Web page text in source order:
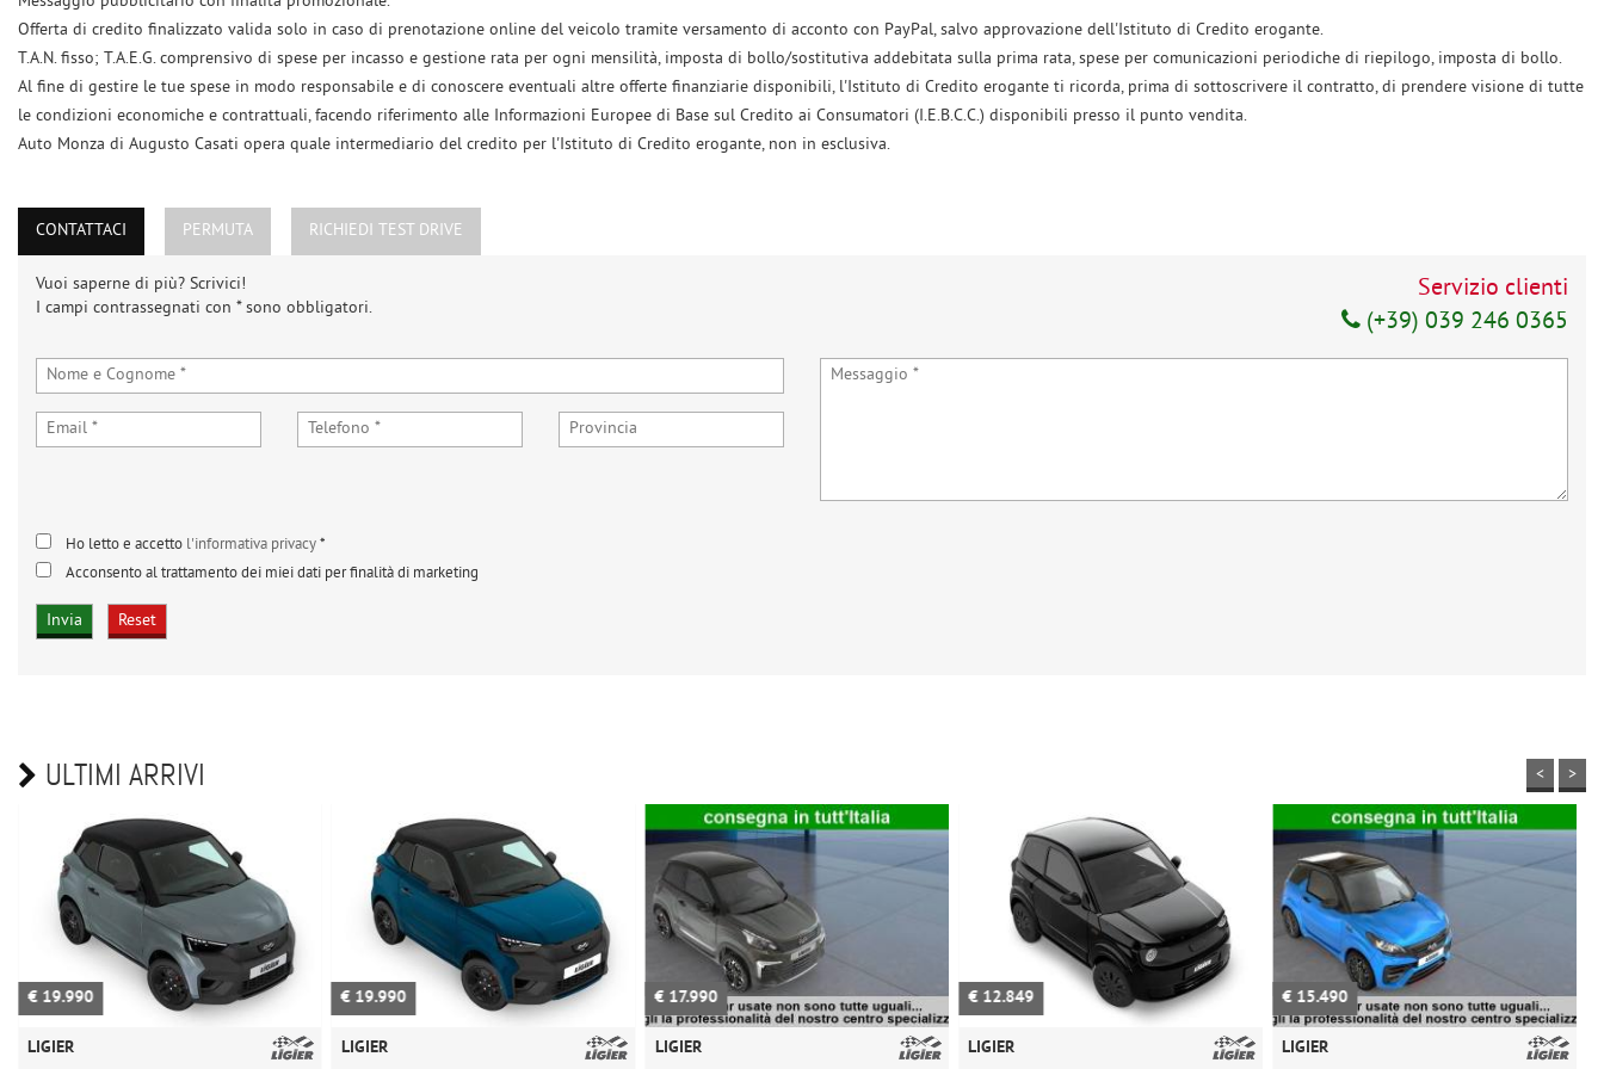
Offerta di credito finalizzato valida solo in caso di prenotazione online del veicolo tramite versamento di acconto con PayPal, salvo approvazione dell'Istituto di Credito erogante.
T.A.N. fisso; T.A.E.G. comprensivo di spese per incasso e gestione rata per ogni mensilità, imposta di bollo/sostitutiva addebitata sulla prima rata, spese per comunicazioni periodiche di riepilogo, imposta di bollo.
Al fine di gestire le tue spese in modo responsabile e di conoscere eventuali altre offerte finanziarie disponibili, l'Istituto di Credito erogante ti ricorda, prima di sottoscrivere il contratto, di prendere visione di tutte
le condizioni economiche e contrattuali, facendo riferimento alle Informazioni Europee di Base sul Credito ai Consumatori (I.E.B.C.C.) disponibili presso il punto vendita.
Auto Monza di Augusto Casati opera quale intermediario del credito per l'Istituto di Credito erogante, non in esclusiva.
CONTATTACI PERMUTA RICHIEDI TEST DRIVE
Vuoi saperne di più? Scrivici!
I campi contrassegnati con * sono obbligatori.
Servizio clienti
(+39) 039 246 0365
Ho letto e accetto l'informativa privacy*
Acconsento al trattamento dei miei dati per finalità di marketing
ULTIMI ARRIVI < >
€ 19.990 € 17.990 € 12.849 € 15.490 € 10.990